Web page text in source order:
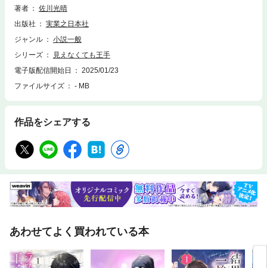
ぞれに成長を遂げてゆく小学生たちとその家族、教員たちの群像劇。あた
入試にも頻出している『駒音高く』の姉妹編。装画／高杉千明
著者
佐川光晴
出版社
実業之日本社
ジャンル
小説一般
シリーズ
見えなくても王手
電子版配信開始日
2025/01/23
ファイルサイズ
- MB
作品をシェアする
あわせてよく買われている本